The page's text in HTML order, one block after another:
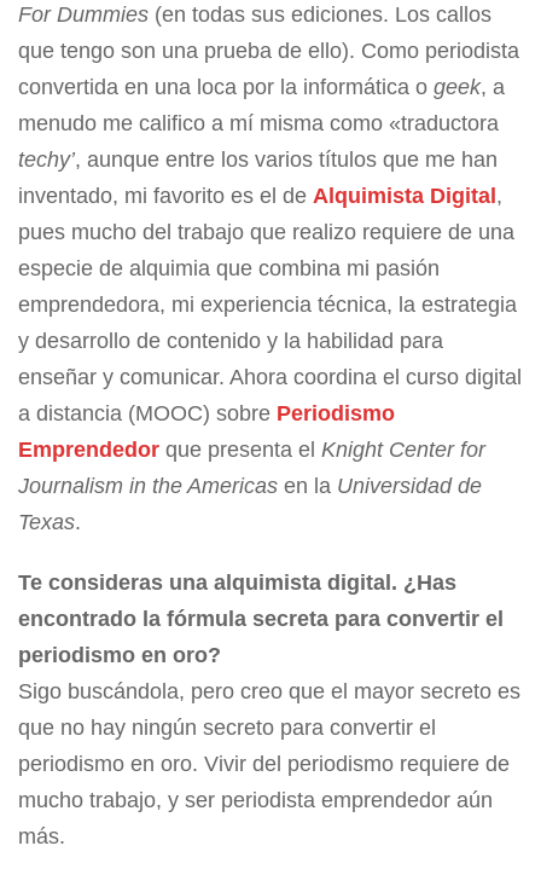
For Dummies (en todas sus ediciones. Los callos
que tengo son una prueba de ello). Como periodista
convertida en una loca por la informática o geek, a
menudo me califico a mí misma como «traductora
techy’, aunque entre los varios títulos que me han
inventado, mi favorito es el de Alquimista Digital,
pues mucho del trabajo que realizo requiere de una
especie de alquimia que combina mi pasión
emprendedora, mi experiencia técnica, la estrategia
y desarrollo de contenido y la habilidad para
enseñar y comunicar. Ahora coordina el curso digital
a distancia (MOOC) sobre Periodismo
Emprendedor que presenta el Knight Center for
Journalism in the Americas en la Universidad de
Texas.
Te consideras una alquimista digital. ¿Has
encontrado la fórmula secreta para convertir el
periodismo en oro?
Sigo buscándola, pero creo que el mayor secreto es
que no hay ningún secreto para convertir el
periodismo en oro. Vivir del periodismo requiere de
mucho trabajo, y ser periodista emprendedor aún
más.